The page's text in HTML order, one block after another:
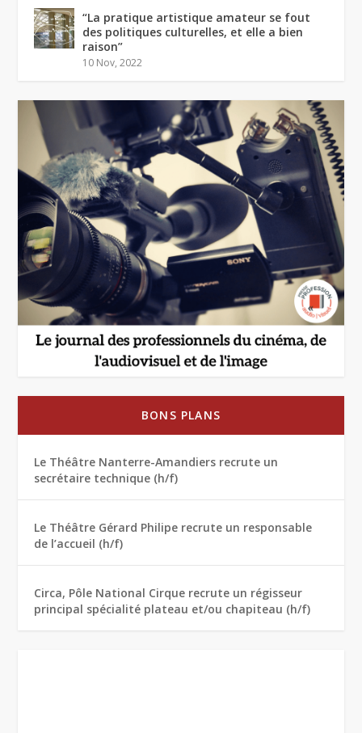
“La pratique artistique amateur se fout
des politiques culturelles, et elle a bien
raison”
10 Nov, 2022
BONS PLANS
Le Théâtre Nanterre-Amandiers recrute un
secrétaire technique (h/f)
Le Théâtre Gérard Philipe recrute un responsable
de l’accueil (h/f)
Circa, Pôle National Cirque recrute un régisseur
principal spécialité plateau et/ou chapiteau (h/f)